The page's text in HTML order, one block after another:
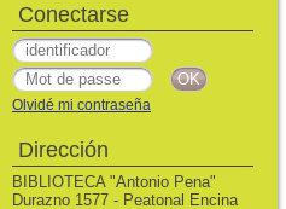
Conectarse
Olvidé mi contraseña
Dirección
BIBLIOTECA "Antonio Pena"
Durazno 1577 - Peatonal Encina